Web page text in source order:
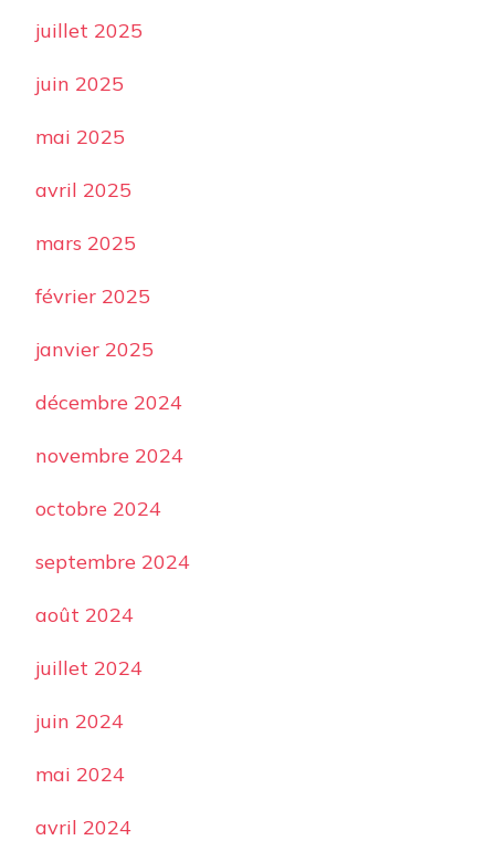
juillet 2025
juin 2025
mai 2025
avril 2025
mars 2025
février 2025
janvier 2025
décembre 2024
novembre 2024
octobre 2024
septembre 2024
août 2024
juillet 2024
juin 2024
mai 2024
avril 2024